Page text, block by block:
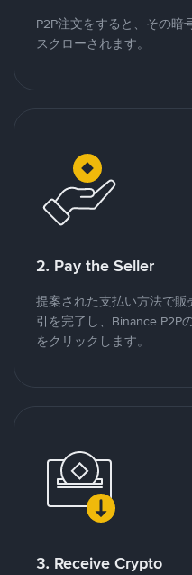
P2P注文をすると、その暗
スクローされます。
2. Pay the Seller
提案された支払い方法で
引を完了し、Binance P2P
をクリックします。
3. Receive Crypto